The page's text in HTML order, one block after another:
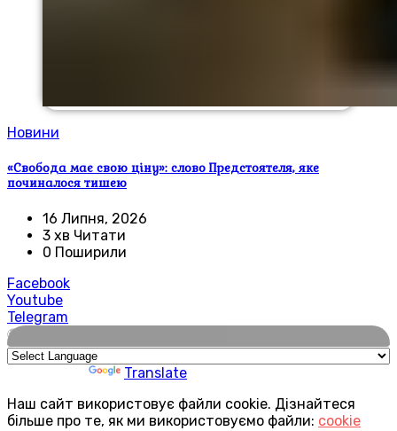
Новини
«Свобода має свою ціну»: слово Предстоятеля, яке
починалося тишею
16 Липня, 2026
3 хв Читати
0 Поширили
Facebook
Youtube
Telegram
🌍
Translate
Наш сайт використовує файли cookie. Дізнайтеся
більше про те, як ми використовуємо файли: cookie